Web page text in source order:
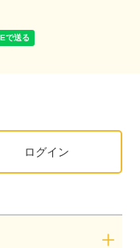
ログイン